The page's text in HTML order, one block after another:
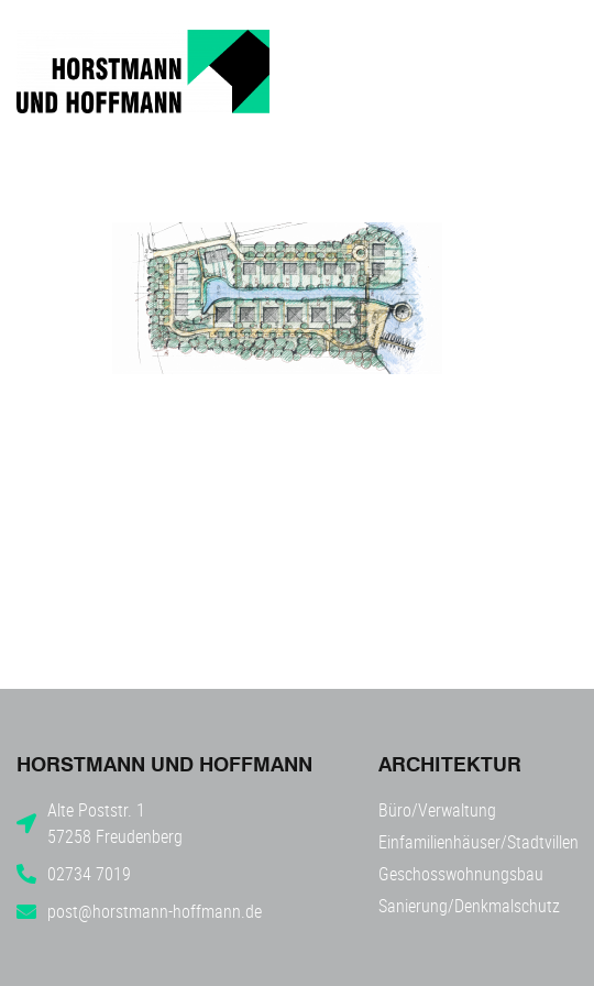
HORSTMANN UND HOFFMANN
Alte Poststr. 1
57258 Freudenberg
02734 7019
post@horstmann-hoffmann.de
ARCHITEKTUR
Büro/Verwaltung
Einfamilienhäuser/Stadtvillen
Geschosswohnungsbau
Sanierung/Denkmalschutz